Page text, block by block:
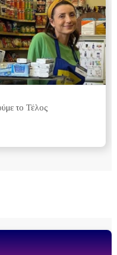
το Τέλος